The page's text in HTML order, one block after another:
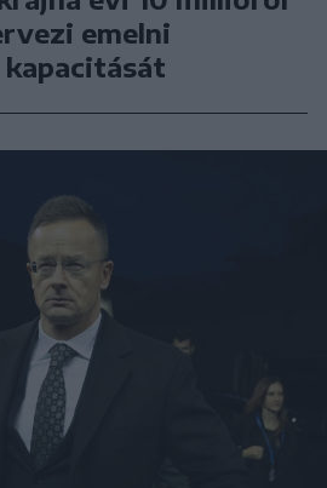
emelni